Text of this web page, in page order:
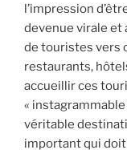
l’impression
devenue virale et
de touristes vers
restaurants,
accueillir ces
«
véritable
important qui